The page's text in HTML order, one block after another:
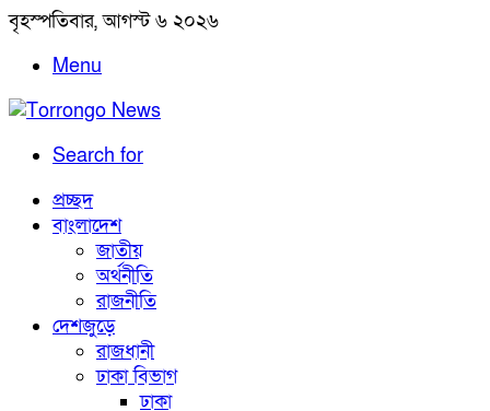
বৃহস্পতিবার, আগস্ট ৬ ২০২৬
Menu
Search for
প্রচ্ছদ
বাংলাদেশ
জাতীয়
অর্থনীতি
রাজনীতি
দেশজুড়ে
রাজধানী
ঢাকা বিভাগ
ঢাকা